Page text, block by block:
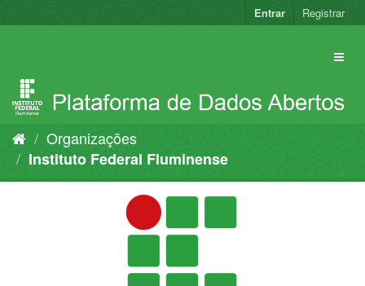
para
Entrar Registrar
Organizações
Instituto Federal Fluminense